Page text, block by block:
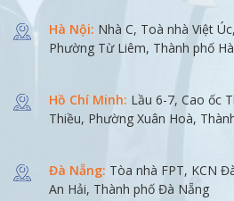
Hà Nội: Nhà C, Toà nhà Việt
Phường Từ Liêm, Thành phố
Hồ Chí Minh: Lầu 6-7, Cao ốc
Thiều, Phường Xuân Hoà,
Đà Nẵng: Tòa nhà FPT, KCN
An Hải, Thành phố Đà Nẵng